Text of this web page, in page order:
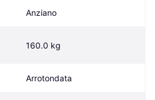
Anziano
160.0 kg
Arrotondata